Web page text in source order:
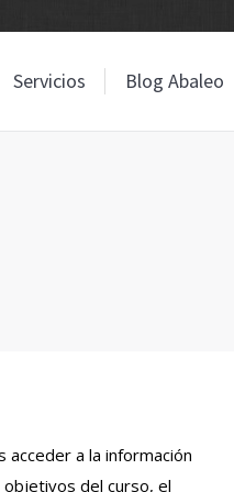
Servicios Blog Abaleo
a la información
objetivos del curso, el